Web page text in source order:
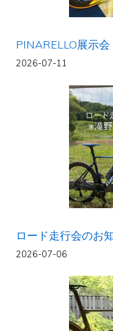
PINARELLO展示会
2026-07-11
ロード走行会のお
2026-07-06